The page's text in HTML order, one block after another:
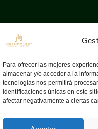
Para ofrecer las mejores
almacenar y/o acceder a la
tecnologías nos permitirá
identificaciones únicas en este
afectar negativamente a ciertas